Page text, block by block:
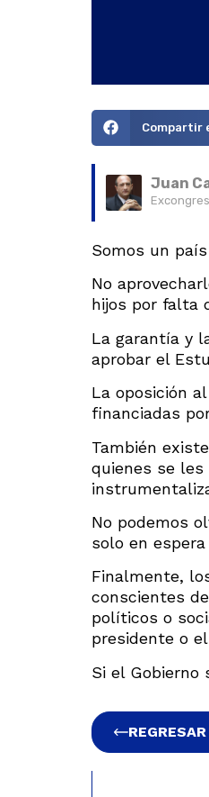
Compartir
Juan
Somos un
No
hijos por falta
La garantía y
aprobar el
La oposición
financiadas
También
quienes se
No podemos
solo en espera
Finalmente,
conscientes
políticos o
presidente o
Si el Gobierno
REGRESAR